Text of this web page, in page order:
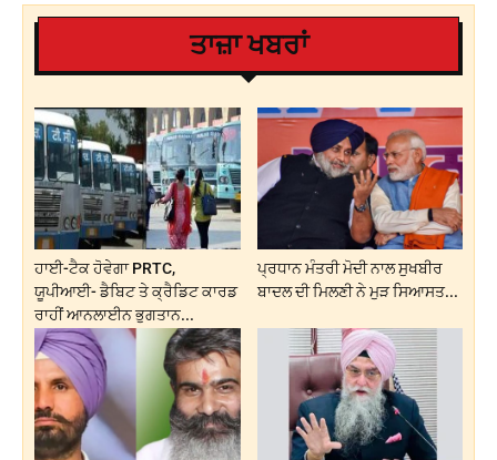
ਤਾਜ਼ਾ ਖਬਰਾਂ
ਹਾਈ-ਟੈਕ ਹੋਵੇਗਾ PRTC,
ਯੂਪੀਆਈ- ਡੈਬਿਟ ਤੇ ਕ੍ਰੈਡਿਟ ਕਾਰਡ
ਰਾਹੀਂ ਆਨਲਾਈਨ ਭੁਗਤਾਨ...
ਪ੍ਰਧਾਨ ਮੰਤਰੀ ਮੋਦੀ ਨਾਲ ਸੁਖਬੀਰ
ਬਾਦਲ ਦੀ ਮਿਲਣੀ ਨੇ ਮੁੜ ਸਿਆਸਤ...